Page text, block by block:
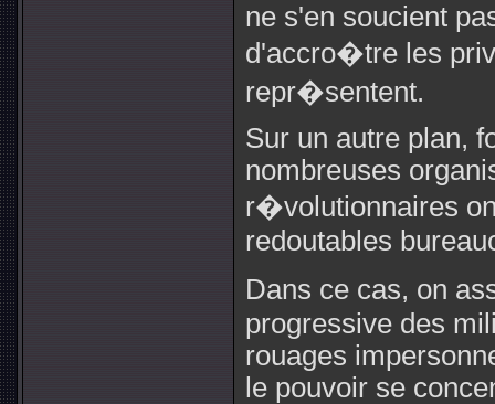
ne s'en soucient
d'accro�tre les
repr�sentent.
Sur un autre plan,
nombreuses
r�volutionnaires
redoutables
Dans ce cas, on
progressive des
rouages
le pouvoir se